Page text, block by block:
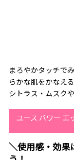
まろやかタッチで
らかな肌をかなえ
シトラス・ムスク
ユース パワー エ
＼使用感・効果